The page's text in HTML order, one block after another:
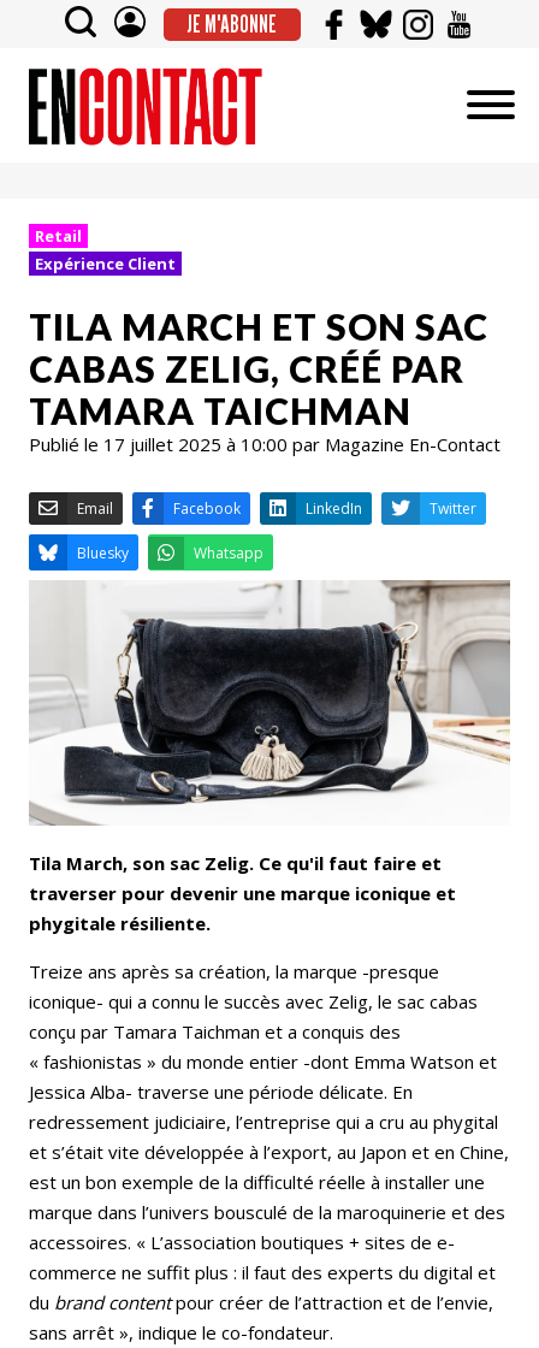
JE M'ABONNE
Retail
Expérience Client
TILA MARCH ET SON SAC
CABAS ZELIG, CRÉÉ PAR
TAMARA TAICHMAN
Publié le 17 juillet 2025 à 10:00 par Magazine En-Contact
Email Facebook LinkedIn
Bluesky Whatsapp
Tila March, son sac Zelig. Ce qu'il faut faire et
traverser pour devenir une marque iconique et
phygitale résiliente.
Treize ans après sa création, la marque -presque
iconique- qui a connu le succès avec Zelig, le sac cabas
conçu par Tamara Taichman et a conquis des
« fashionistas » du monde entier -dont Emma Watson et
Jessica Alba- traverse une période délicate. En
redressement judiciaire, l’entreprise qui a cru au phygital
et s’était vite développée à l’export, au Japon et en Chine,
est un bon exemple de la difficulté réelle à installer une
marque dans l’univers bousculé de la maroquinerie et des
accessoires. « L’association boutiques + sites de e-
commerce ne suffit plus : il faut des experts du digital et
du brand contentpour créer de l’attraction et de l’envie,
sans arrêt », indique le co-fondateur.